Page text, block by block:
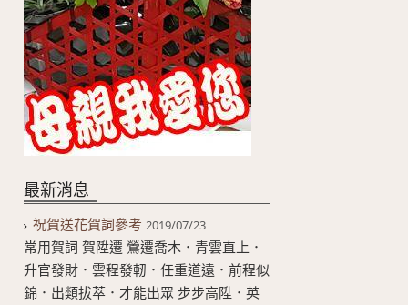
最新消息
祝賀送花賀詞參考 2019/07/23
常用賀詞 賀陞遷 鶯遷喬木．青雲直上．
升官發財．雲程發軔．任重道遠．前程似
錦．出類拔萃．才能出眾 步步高陞．英